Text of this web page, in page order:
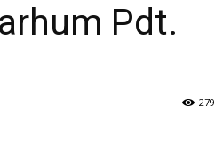
Pdt.
279